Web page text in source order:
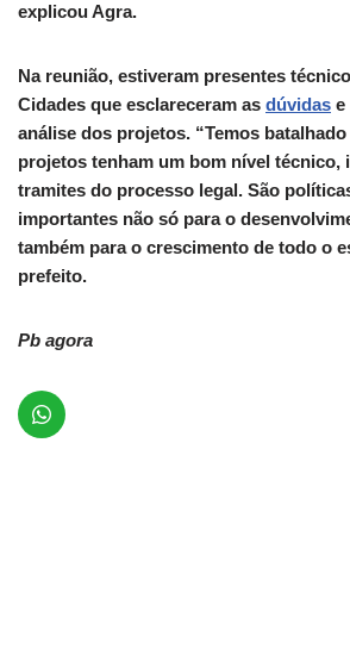
explicou Agra.
Na reunião, estiveram presentes
Cidades que esclareceram as dúvidas e
análise dos projetos. “Temos
projetos tenham um bom nível técnico,
tramites do processo legal. São
importantes não só para o
também para o crescimento de todo o
prefeito.
Pb agora